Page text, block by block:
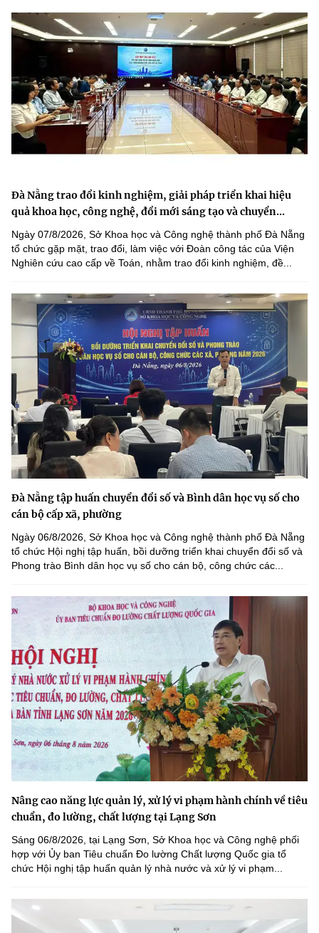
Đà Nẵng trao đổi kinh nghiệm, giải pháp triển khai hiệu
quả khoa học, công nghệ, đổi mới sáng tạo và chuyển...
Ngày 07/8/2026, Sở Khoa học và Công nghệ thành phố Đà Nẵng
tổ chức gặp mặt, trao đổi, làm việc với Đoàn công tác của Viện
Nghiên cứu cao cấp về Toán, nhằm trao đổi kinh nghiệm, đề...
Đà Nẵng tập huấn chuyển đổi số và Bình dân học vụ số cho
cán bộ cấp xã, phường
Ngày 06/8/2026, Sở Khoa học và Công nghệ thành phố Đà Nẵng
tổ chức Hội nghị tập huấn, bồi dưỡng triển khai chuyển đổi số và
Phong trào Bình dân học vụ số cho cán bộ, công chức các...
Nâng cao năng lực quản lý, xử lý vi phạm hành chính về tiêu
chuẩn, đo lường, chất lượng tại Lạng Sơn
Sáng 06/8/2026, tại Lạng Sơn, Sở Khoa học và Công nghệ phối
hợp với Ủy ban Tiêu chuẩn Đo lường Chất lượng Quốc gia tổ
chức Hội nghị tập huấn quản lý nhà nước và xử lý vi phạm...